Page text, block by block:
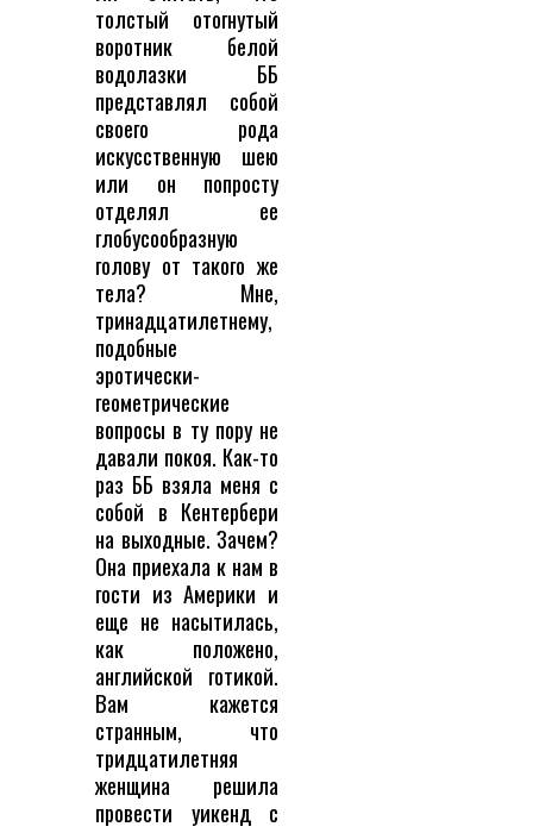
толстый отогнутый
воротник белой
водолазки ББ
представлял собой
своего рода
искусственную шею
или он попросту
отделял ее
глобусообразную
голову от такого же
тела? Мне,
тринадцатилетнему,
подобные
эротически-
геометрические
вопросы в ту пору не
давали покоя. Как-то
раз ББ взяла меня с
собой в Кентербери
на выходные. Зачем?
Она приехала к нам в
гости из Америки и
еще не насытилась,
как положено,
английской готикой.
Вам кажется
странным, что
тридцатилетняя
женщина решила
провести уикенд с